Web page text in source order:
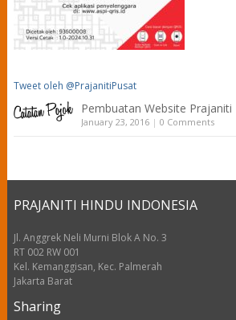
Tweet oleh @PrajanitiPusat
Pembuatan Website Prajaniti
January 23, 2016| 0 Comments
PRAJANITI HINDU INDONESIA
Jl. Anggrek Neli Murni Blok A No. 3
RT 002 RW 001
Kel. Kemanggisan, Kec. Palmerah
Jakarta Barat
Sharing